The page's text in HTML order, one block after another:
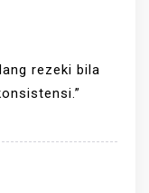
rezeki bila